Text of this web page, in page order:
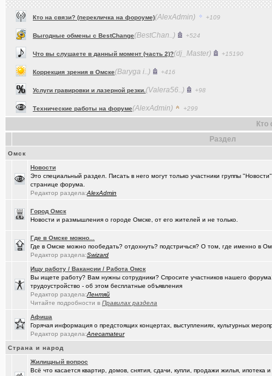
(BestChan..)
(Baryga i..)
(Valera56..)
(AlexAdmin)
(Raptorr)
Ваш топ исполнителей?(Kebbos) +1
СИМ(Aljexeй)
НЕ рекомендую из посл, просмотренного мной
_Автообъявления. Покупка / продажа авто.(Justin) +1286
Социальная инженерия
Перешеек у ручья(tramov)
СШ-5(um5939) +4
Здоровье - это решение личных проблем
Сериалы - лучшие по вашему мнению?
Осведомлённый источник сообщает...
Кто что ест или пьёт прямо сейчас?
А помните в Омске...(Silverto..) +2741
Раздел
Омск
Новости
Это специальный раздел. Писать в него могут только участники группы
странице форума.
Редактор раздела:AlexAdmin
Город Омск
Новости и размышления о городе Омске, от его жителей и не только.
Где в Омске можно...
Где в Омске можно пообедать? отдохнуть? подстричься? О том, где именно в
Редактор раздела:Swizard
Ищу работу / Вакансии / Работа Омск
Вы ищете работу? Вам нужны сотрудники? Спросите участников нашего
трудоустройство - об этом бесплатные объявления
Редактор раздела:Лентяй
Читайте подробности в Правилах раздела
Афиша
Горячая информация о предстоящих концертах, выступлениях, культурных
Редактор раздела:Anecamateur
Страна и народ
Жилищный вопрос
Всё что касается квартир, домов, снятия, сдачи, купли, продажи жилья,